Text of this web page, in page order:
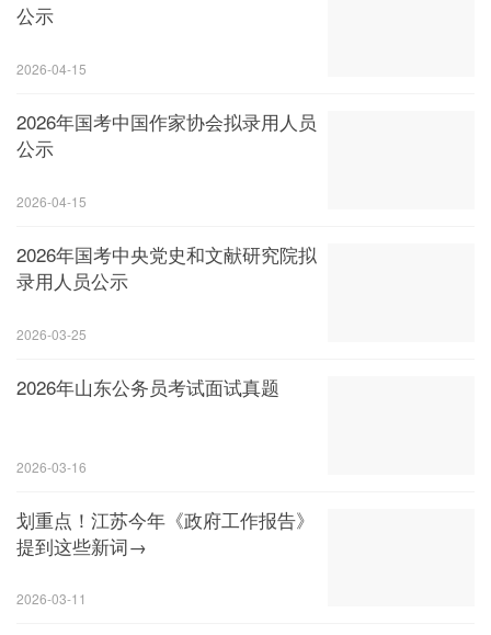
公示
2026-04-15
2026年国考中国作家协会拟录用人员
公示
2026-04-15
2026年国考中央党史和文献研究院拟
录用人员公示
2026-03-25
2026年山东公务员考试面试真题
2026-03-16
划重点！江苏今年《政府工作报告》
提到这些新词→
2026-03-11